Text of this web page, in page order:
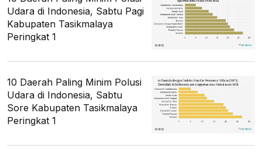
Udara di Indonesia, Sabtu Pagi
Kabupaten Tasikmalaya
Peringkat 1
10 Daerah Paling Minim Polusi
Udara di Indonesia, Sabtu
Sore Kabupaten Tasikmalaya
Peringkat 1